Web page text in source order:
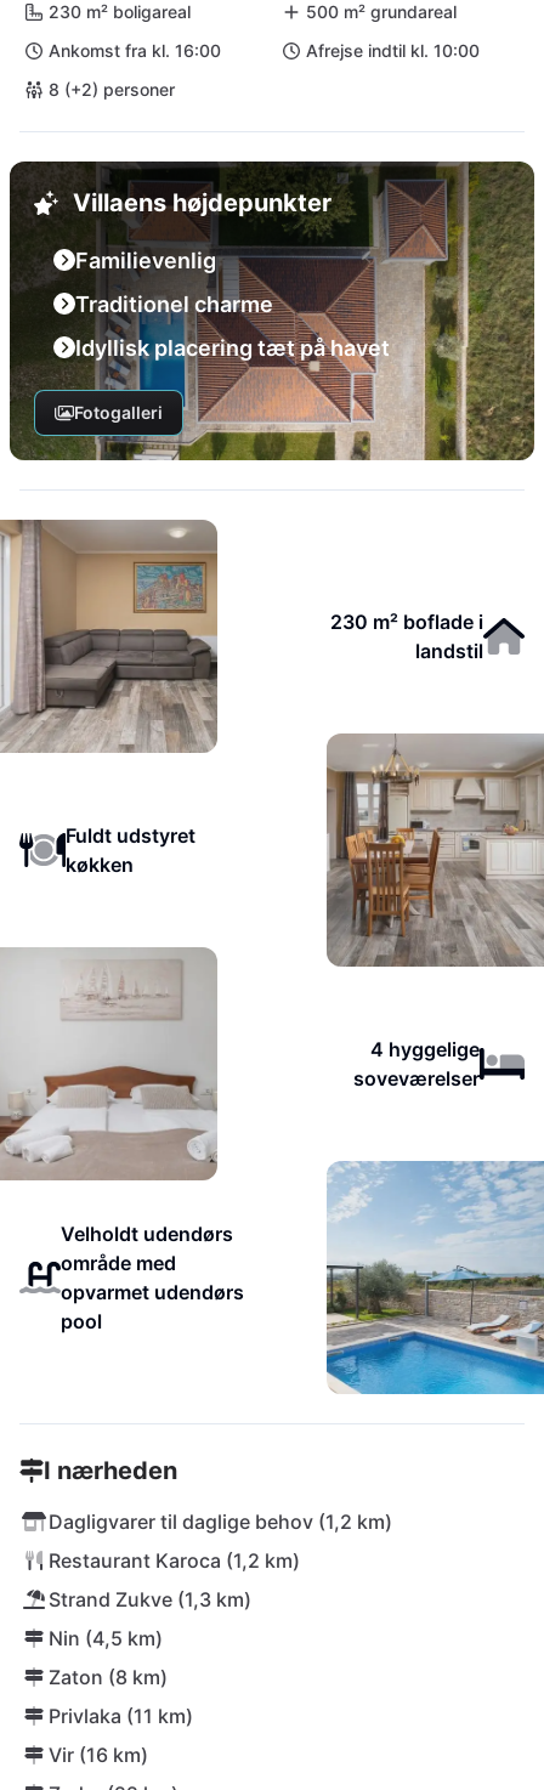
230 m² boligareal
500 m² grundareal
Ankomst fra kl. 16:00
Afrejse indtil kl. 10:00
8 (+2) personer
Villaens højdepunkter
Familievenlig
Traditionel charme
Idyllisk placering tæt på havet
Fotogalleri
230 m² boflade i
landstil
Fuldt udstyret
køkken
4 hyggelige
soveværelser
Velholdt udendørs
område med
opvarmet udendørs
pool
I nærheden
Dagligvarer til daglige behov (1,2 km)
Restaurant Karoca (1,2 km)
Strand Zukve (1,3 km)
Nin (4,5 km)
Zaton (8 km)
Privlaka (11 km)
Vir (16 km)